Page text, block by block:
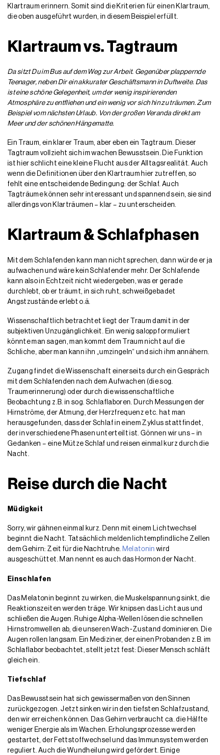
Klartraum erinnern. Somit sind die Kriterien für einen Klartraum,
die oben ausgeführt wurden, in diesem Beispiel erfüllt.
Klartraum vs. Tagtraum
Da sitzt Du im Bus auf dem Weg zur Arbeit. Gegenüber plappernde
Teenager, neben Dir ein akkurater Geschäftsmann in Duftweite. Das
ist eine schöne Gelegenheit, um der wenig inspirierenden
Atmosphäre zu entfliehen und ein wenig vor sich hin zu träumen. Zum
Beispiel vom nächsten Urlaub. Von der großen Veranda direkt am
Meer und der schönen Hängematte.
Ein Traum, ein klarer Traum, aber eben ein Tagtraum. Dieser
Tagtraum vollzieht sich im wachen Bewusstsein. Die Funktion
ist hier schlicht eine kleine Flucht aus der Alltagsrealität. Auch
wenn die Definitionen über den Klartraum hier zutreffen, so
fehlt eine entscheidende Bedingung: der Schlaf. Auch
Tagträume können sehr interessant und spannend sein, sie sind
allerdings von Klarträumen – klar – zu unterscheiden.
Klartraum & Schlafphasen
Mit dem Schlafenden kann man nicht sprechen, dann würde er ja
aufwachen und wäre kein Schlafender mehr. Der Schlafende
kann also in Echtzeit nicht wiedergeben, was er gerade
durchlebt, ob er träumt, in sich ruht, schweißgebadet
Angstzustände erlebt o.ä.
Wissenschaftlich betrachtet liegt der Traum damit in der
subjektiven Unzugänglichkeit. Ein wenig salopp formuliert
könnte man sagen, man kommt dem Traum nicht auf die
Schliche, aber man kann ihn „umzingeln“ und sich ihm annähern.
Zugang findet die Wissenschaft einerseits durch ein Gespräch
mit dem Schlafenden nach dem Aufwachen (die sog.
Traumerinnerung) oder durch die wissenschaftliche
Beobachtung z.B. in sog. Schlaflaboren. Durch Messungen der
Hirnströme, der Atmung, der Herzfrequenz etc. hat man
herausgefunden, dass der Schlaf in einem Zyklus stattfindet,
der in verschiedene Phasen unterteilt ist. Gönnen wir uns – in
Gedanken – eine Mütze Schlaf und reisen einmal kurz durch die
Nacht.
Reise durch die Nacht
Müdigkeit
Sorry, wir gähnen einmal kurz. Denn mit einem Lichtwechsel
beginnt die Nacht. Tatsächlich melden lichtempfindliche Zellen
dem Gehirn: Zeit für die Nachtruhe. Melatonin wird
ausgeschüttet. Man nennt es auch das Hormon der Nacht.
Einschlafen
Das Melatonin beginnt zu wirken, die Muskelspannung sinkt, die
Reaktionszeiten werden träge. Wir knipsen das Licht aus und
schließen die Augen. Ruhige Alpha-Wellen lösen die schnellen
Hirnstromwellen ab, die unseren Wach-Zustand dominieren. Die
Augen rollen langsam. Ein Mediziner, der einen Probanden z.B. im
Schlaflabor beobachtet, stellt jetzt fest: Dieser Mensch schläft
gleich ein.
Tiefschlaf
Das Bewusstsein hat sich gewissermaßen von den Sinnen
zurückgezogen. Jetzt sinken wir in den tiefsten Schlafzustand,
den wir erreichen können. Das Gehirn verbraucht ca. die Hälfte
weniger Energie als im Wachen. Erholungsprozesse werden
gestartet, der Fettstoffwechsel und das Immunsystem werden
reguliert. Auch die Wundheilung wird gefördert. Einige